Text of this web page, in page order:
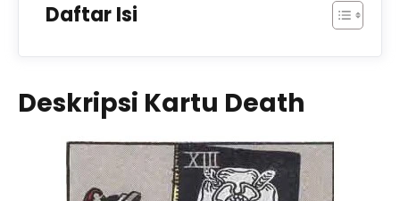
Daftar Isi
Deskripsi Kartu Death